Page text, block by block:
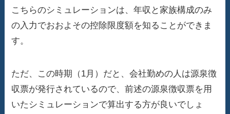
こちらのシミュレーションは、年収と家族構成のみ
の入力でおおよその控除限度額を知ることができま
す。
ただ、この時期（1月）だと、会社勤めの人は源泉徴
収票が発行されているので、前述の源泉徴収票を用
いたシミュレーションで算出する方が良いでしょ